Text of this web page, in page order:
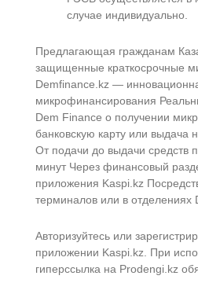
случае индивидуально.
Предлагающая гражданам
защищенные краткосрочные
Demfinance.kz —
микрофинансирования
Dem Finance о получении
банковскую карту или выдача
От подачи до выдачи средств
минут Через финансовый
приложения Kaspi.kz
терминалов или в отделениях
Авторизуйтесь или
приложении Kaspi.kz. При
гиперссылка на Prodengi.kz